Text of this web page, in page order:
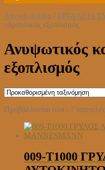
Αρχική σελίδα / ΕΡΓΑΛΕΙΑ
υδραυλικός εξοπλισμός
Ανυψωτικός
εξοπλισμός
Προβάλλονται όλα - 7
009-T1000